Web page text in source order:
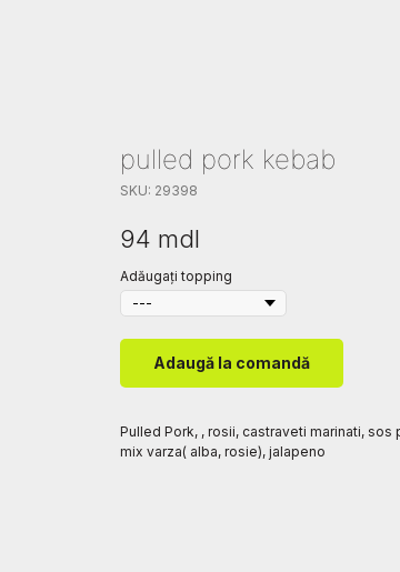
pulled pork kebab
SKU: 29398
94 mdl
Adăugați topping
Adaugă la comandă
Pulled Pork, , rosii, castraveti marinati, sos
mix varza( alba, rosie), jalapeno